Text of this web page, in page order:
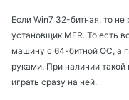
Если Win7 32-битная, то не
установщик MFR. То есть
машину с 64-битной ОС, а
руками. При наличии
играть сразу на ней.